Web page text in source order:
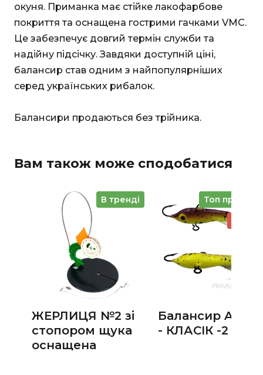
окуня. Приманка має стійке лакофарбове
покриття та оснащена гострими гачками VMC.
Це забезпечує довгий термін служби та
надійну підсічку. Завдяки доступній ціні,
балансир став одним з найпопулярніших
серед українських рибалок.
Балансири продаються без трійника.
Вам також може сподобатися
В тренді
ЖЕРЛИЦЯ №2 зі
стопором щука
оснащена
Топ
Балансир
- КЛАСІК -2 |